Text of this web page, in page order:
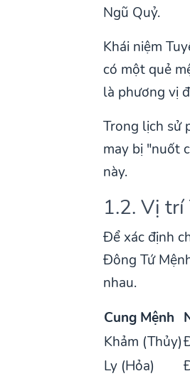
Ngũ Quỷ.
Khái niệm
có một quẻ
là phương vị
Trong lịch sử
may bị "nuốt
này.
1.2. Vị
Để xác định
Đông Tứ
nhau.
Cung Mệnh
Khảm (Thủy)
Ly (Hỏa)